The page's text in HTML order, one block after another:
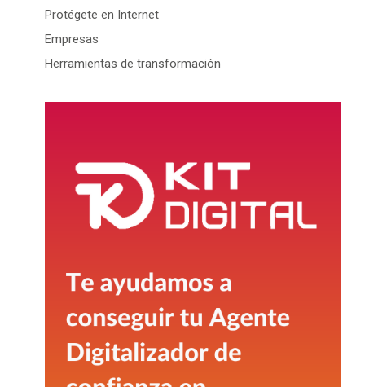
Protégete en Internet
Empresas
Herramientas de transformación